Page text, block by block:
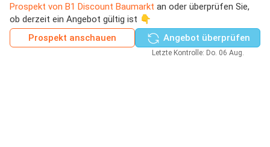
Prospekt von B1 Discount Baumarkt an oder überprüfen Sie,
ob derzeit ein Angebot gültig ist 👇
Prospekt anschauen
Angebot überprüfen
Letzte Kontrolle: Do. 06 Aug.